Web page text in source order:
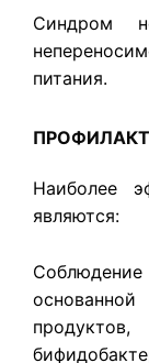
Синдром
питания.
Наиболее
являются: